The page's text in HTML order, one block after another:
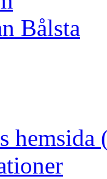
Bålsta
hemsida